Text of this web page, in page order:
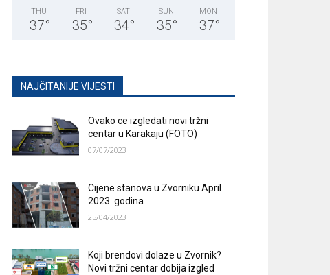
THU
37°
FRI
35°
SAT
34°
SUN
35°
MON
37°
NAJČITANIJE VIJESTI
Ovako ce izgledati novi tržni
centar u Karakaju (FOTO)
07/07/2023
Cijene stanova u Zvorniku April
2023. godina
25/04/2023
Koji brendovi dolaze u Zvornik?
Novi tržni centar dobija izgled